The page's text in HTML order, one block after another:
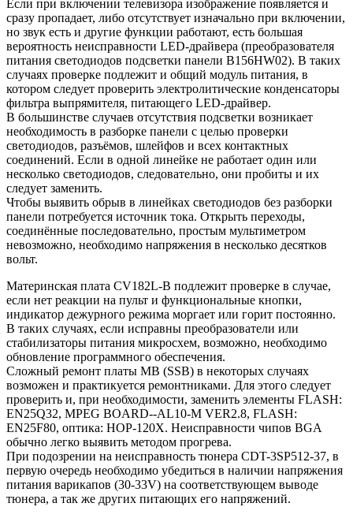
Если при включении телевизора изображение появляется и
сразу пропадает, либо отсутствует изначально при включении,
но звук есть и другие функции работают, есть большая
вероятность неисправности LED-драйвера (преобразователя
питания светодиодов подсветки панели B156HW02). В таких
случаях проверке подлежит и общий модуль питания, в
котором следует проверить электролитические конденсаторы
фильтра выпрямителя, питающего LED-драйвер.
В большинстве случаев отсутствия подсветки возникает
необходимость в разборке панели с целью проверки
светодиодов, разъёмов, шлейфов и всех контактных
соединений. Если в одной линейке не работает один или
несколько светодиодов, следовательно, они пробиты и их
следует заменить.
Чтобы выявить обрыв в линейках светодиодов без разборки
панели потребуется источник тока. Открыть переходы,
соединённые последовательно, простым мультиметром
невозможно, необходимо напряжения в несколько десятков
вольт.
Материнская плата CV182L-B подлежит проверке в случае,
если нет реакции на пульт и функциональные кнопки,
индикатор дежурного режима моргает или горит постоянно.
В таких случаях, если исправны преобразователи или
стабилизаторы питания микросхем, возможно, необходимо
обновление программного обеспечения.
Сложный ремонт платы MB (SSB) в некоторых случаях
возможен и практикуется ремонтниками. Для этого следует
проверить и, при необходимости, заменить элементы FLASH:
EN25Q32, MPEG BOARD--AL10-M VER2.8, FLASH:
EN25F80, оптика: HOP-120X. Неисправности чипов BGA
обычно легко выявить методом прогрева.
При подозрении на неисправность тюнера CDT-3SP512-37, в
первую очередь необходимо убедиться в наличии напряжения
питания варикапов (30-33V) на соответствующем выводе
тюнера, а так же других питающих его напряжений.